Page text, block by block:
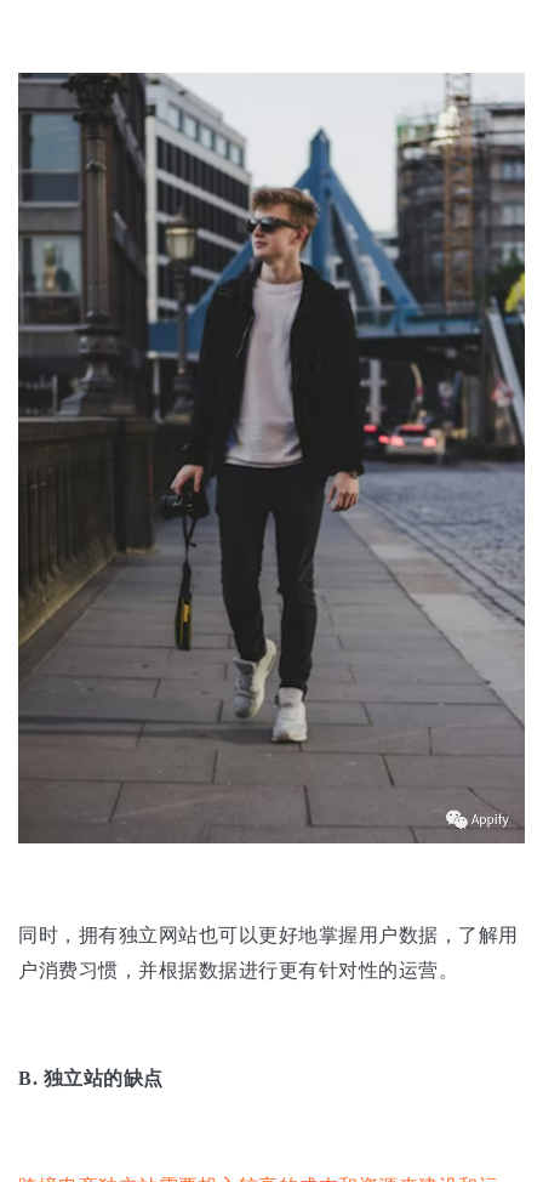
同时，拥有独立网站也可以更好地掌握用户数据，了解用
户消费习惯，并根据数据进行更有针对性的运营。
B. 独立站的缺点